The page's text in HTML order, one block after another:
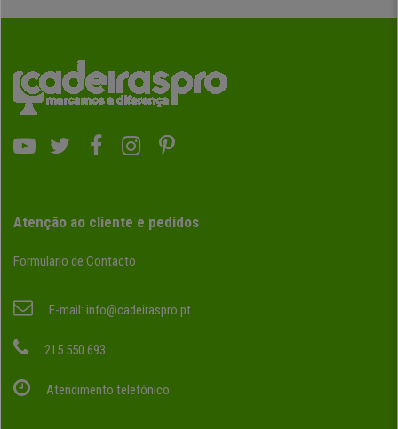
Atenção ao cliente e pedidos
Formulario de Contacto
E-mail: info@cadeiraspro.pt
215 550 693
Atendimento telefónico